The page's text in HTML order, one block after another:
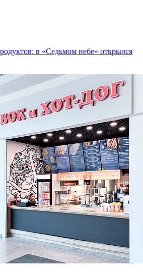
в «Седьмом небе» открылся